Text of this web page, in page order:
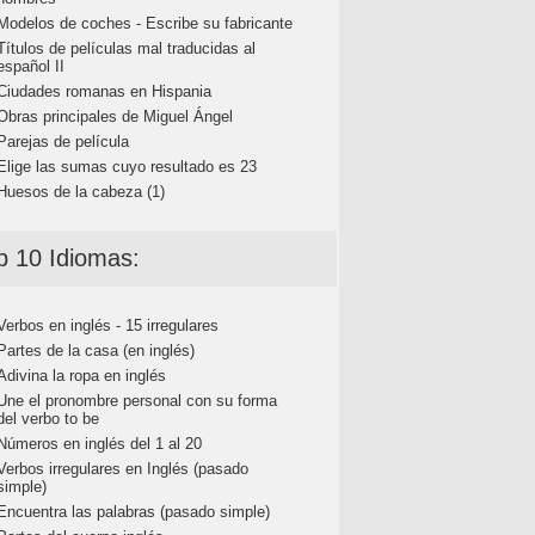
de coches - Escribe su fabricante
de películas mal traducidas al
II
romanas en Hispania
principales de Miguel Ángel
de película
las sumas cuyo resultado es 23
de la cabeza (1)
10 Idiomas:
en inglés - 15 irregulares
de la casa (en inglés)
la ropa en inglés
el pronombre personal con su forma
verbo to be
en inglés del 1 al 20
irregulares en Inglés (pasado
las palabras (pasado simple)